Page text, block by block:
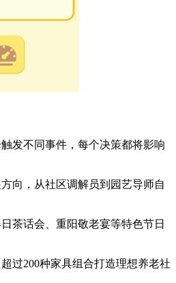
发不同事件，每个决策都将影响
向，从社区调解员到园艺导师自
茶话会、重阳敬老宴等特色节日
过200种家具组合打造理想养老社